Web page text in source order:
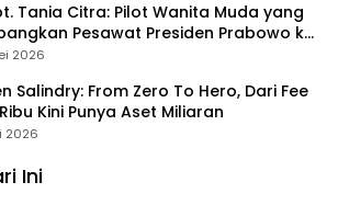
Tania Citra: Pilot Wanita Muda yang
Pesawat Presiden Prabowo ke
2026
Salindry: From Zero To Hero, Dari Fee
Kini Punya Aset Miliaran
2026
Ini